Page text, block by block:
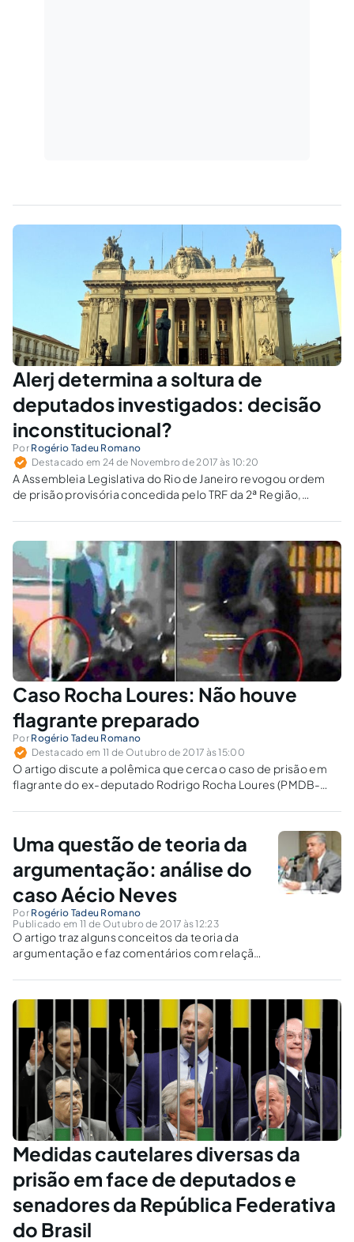
Alerj determina a soltura de
deputados investigados: decisão
inconstitucional?
Por Rogério Tadeu Romano
Destacado em 24 de Novembro de 2017 às 10:20
A Assembleia Legislativa do Rio de Janeiro revogou ordem
de prisão provisória concedida pelo TRF da 2ª Região,
investigados pela Operação Cadeia Velha, que desarticula
um suposto esquema de corrupção entre políticos e
empresários do transporte público no Rio.
Caso Rocha Loures: Não houve
flagrante preparado
Por Rogério Tadeu Romano
Destacado em 11 de Outubro de 2017 às 15:00
O artigo discute a polêmica que cerca o caso de prisão em
flagrante do ex-deputado Rodrigo Rocha Loures (PMDB-
Uma questão de teoria da
argumentação: análise do
caso Aécio Neves
Por Rogério Tadeu Romano
Publicado em 11 de Outubro de 2017 às 12:23
O artigo traz alguns conceitos da teoria da
argumentação e faz comentários com relação
de aplicação de medidas cautelares está
sujeita à apreciação pela Casa Legislativa
Medidas cautelares diversas da
prisão em face de deputados e
senadores da República Federativa
do Brasil